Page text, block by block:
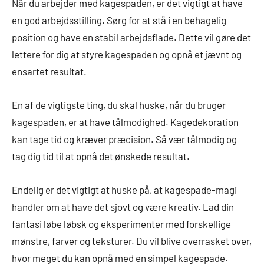
Når du arbejder med kagespaden, er det vigtigt at have
en god arbejdsstilling. Sørg for at stå i en behagelig
position og have en stabil arbejdsflade. Dette vil gøre det
lettere for dig at styre kagespaden og opnå et jævnt og
ensartet resultat.
En af de vigtigste ting, du skal huske, når du bruger
kagespaden, er at have tålmodighed. Kagedekoration
kan tage tid og kræver præcision. Så vær tålmodig og
tag dig tid til at opnå det ønskede resultat.
Endelig er det vigtigt at huske på, at kagespade-magi
handler om at have det sjovt og være kreativ. Lad din
fantasi løbe løbsk og eksperimenter med forskellige
mønstre, farver og teksturer. Du vil blive overrasket over,
hvor meget du kan opnå med en simpel kagespade.